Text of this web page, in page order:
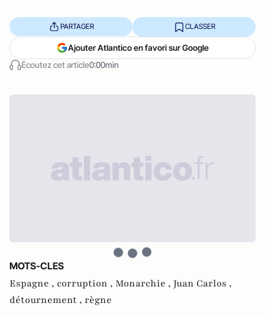
Écoutez cet article0:00min
PARTAGER CLASSER
Ajouter Atlantico en favori sur Google
MOTS-CLES
Espagne , corruption , Monarchie , Juan Carlos ,
détournement , règne